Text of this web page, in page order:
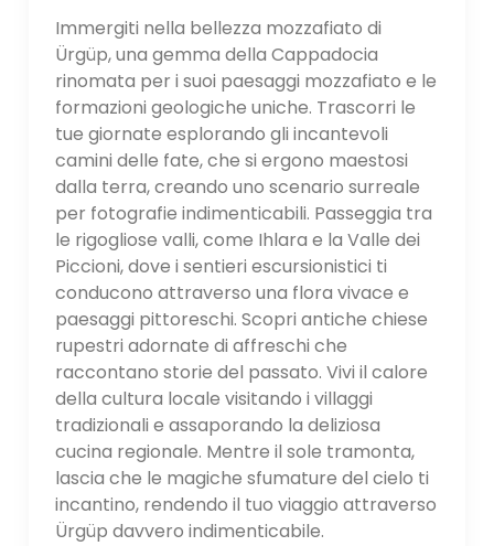
Immergiti nella bellezza mozzafiato di
Ürgüp, una gemma della Cappadocia
rinomata per i suoi paesaggi mozzafiato e le
formazioni geologiche uniche. Trascorri le
tue giornate esplorando gli incantevoli
camini delle fate, che si ergono maestosi
dalla terra, creando uno scenario surreale
per fotografie indimenticabili. Passeggia tra
le rigogliose valli, come Ihlara e la Valle dei
Piccioni, dove i sentieri escursionistici ti
conducono attraverso una flora vivace e
paesaggi pittoreschi. Scopri antiche chiese
rupestri adornate di affreschi che
raccontano storie del passato. Vivi il calore
della cultura locale visitando i villaggi
tradizionali e assaporando la deliziosa
cucina regionale. Mentre il sole tramonta,
lascia che le magiche sfumature del cielo ti
incantino, rendendo il tuo viaggio attraverso
Ürgüp davvero indimenticabile.